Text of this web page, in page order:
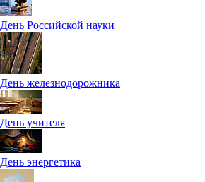
День Российской науки
День железнодорожника
День учителя
День энергетика